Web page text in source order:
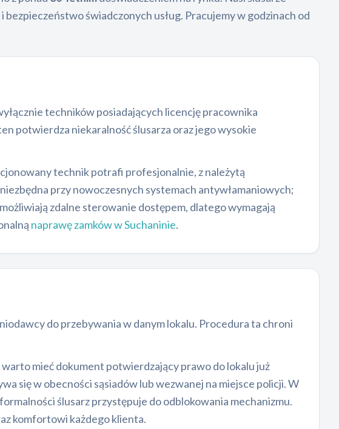
świadczonych usług. Pracujemy w godzinach od
techników posiadających licencję pracownika
potwierdza niekaralność ślusarza oraz jego wysokie
technik potrafi profesjonalnie, z należytą
przy nowoczesnych systemach antywłamaniowych;
zdalne sterowanie dostępem, dlatego wymagają
naprawę zamków w Suchaninie.
do przebywania w danym lokalu. Procedura ta chroni
mieć dokument potwierdzający prawo do lokalu już
się w obecności sąsiadów lub wezwanej na miejsce policji. W
ślusarz przystępuje do odblokowania mechanizmu.
komfortowi każdego klienta.